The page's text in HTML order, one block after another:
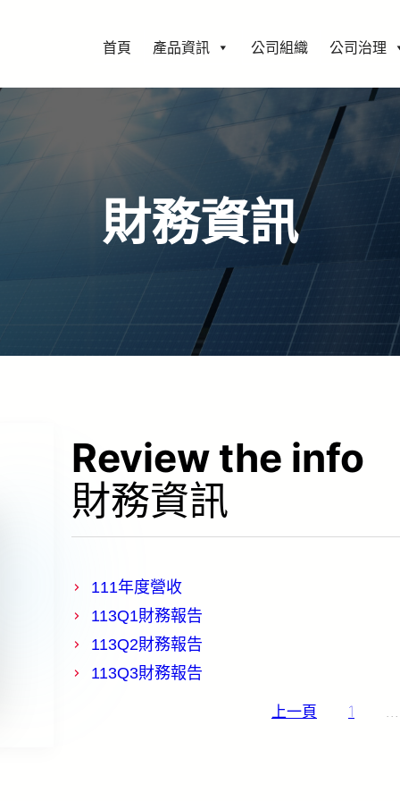
首頁 產品資訊 公司組織 公司治理
財務資訊
Review the info
財務資訊
111年度營收
113Q1財務報告
113Q2財務報告
113Q3財務報告
上一頁 1 …